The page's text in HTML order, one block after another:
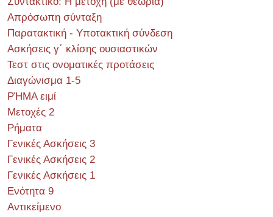
Απρόσωπη σύνταξη
Παρατακτική - Υποτακτική σύνδεση
Ασκήσεις γ΄ κλίσης ουσιαστικών
Τεστ στις ονοματικές προτάσεις
Διαγώνισμα 1-5
ΡΉΜΑ ειμί
Μετοχές 2
Ρήματα
Γενικές Ασκήσεις 3
Γενικές Ασκήσεις 2
Γενικές Ασκήσεις 1
Ενότητα 9
Αντικείμενο